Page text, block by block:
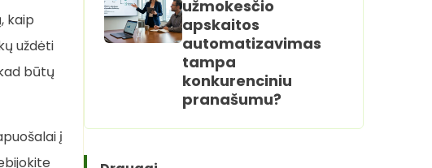
kaip
uždėti
būtų
į
užmokesčio
apskaitos
automatizavimas
tampa
konkurenciniu
pranašumu?